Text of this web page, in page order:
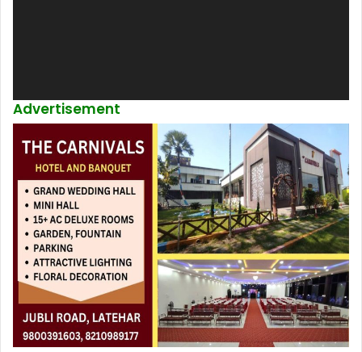
Advertisement